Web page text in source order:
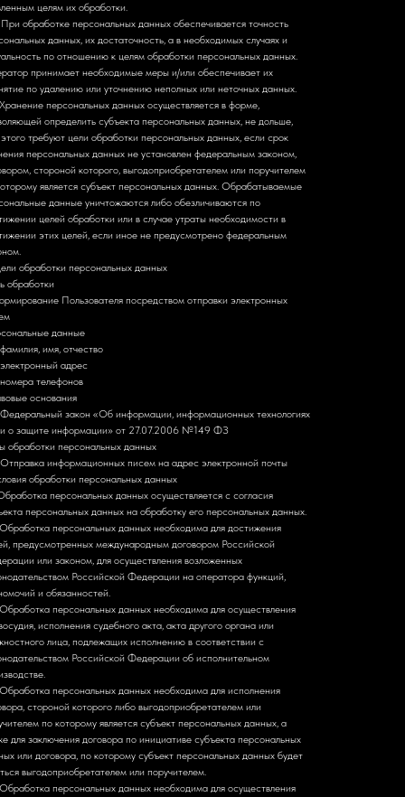
целям их обработки.
обработке персональных данных обеспечивается точность
данных, их достаточность, а в необходимых случаях и
по отношению к целям обработки персональных данных.
принимает необходимые меры и/или обеспечивает их
по удалению или уточнению неполных или неточных данных.
персональных данных осуществляется в форме,
определить субъекта персональных данных, не дольше,
требуют цели обработки персональных данных, если срок
персональных данных не установлен федеральным законом,
стороной которого, выгодоприобретателем или поручителем
является субъект персональных данных. Обрабатываемые
данные уничтожаются либо обезличиваются по
целей обработки или в случае утраты необходимости в
этих целей, если иное не предусмотрено федеральным
обработки персональных данных
обработки
Пользователя посредством отправки электронных
данные
фамилия, имя, отчество
электронный адрес
номера телефонов
основания
Федеральный закон «Об информации, информационных технологиях
и о защите информации» от 27.07.2006 №149 ФЗ
обработки персональных данных
Отправка информационных писем на адрес электронной почты
обработки персональных данных
персональных данных осуществляется с согласия
персональных данных на обработку его персональных данных.
персональных данных необходима для достижения
предусмотренных международным договором Российской
или законом, для осуществления возложенных
Российской Федерации на оператора функций,
и обязанностей.
персональных данных необходима для осуществления
исполнения судебного акта, акта другого органа или
лица, подлежащих исполнению в соответствии с
Российской Федерации об исполнительном
персональных данных необходима для исполнения
стороной которого либо выгодоприобретателем или
по которому является субъект персональных данных, а
для заключения договора по инициативе субъекта персональных
или договора, по которому субъект персональных данных будет
выгодоприобретателем или поручителем.
персональных данных необходима для осуществления